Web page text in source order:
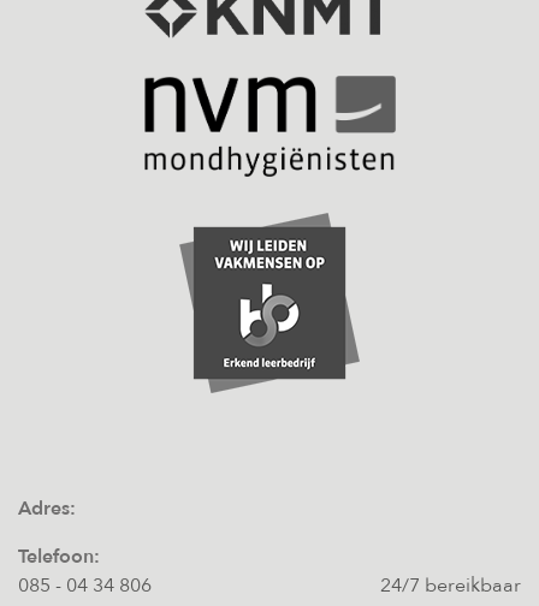
Adres:
Telefoon:
085 - 04 34 806
24/7 bereikbaar